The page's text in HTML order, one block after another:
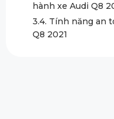
hành xe Audi Q8
3.4. Tính năng an
Q8 2021